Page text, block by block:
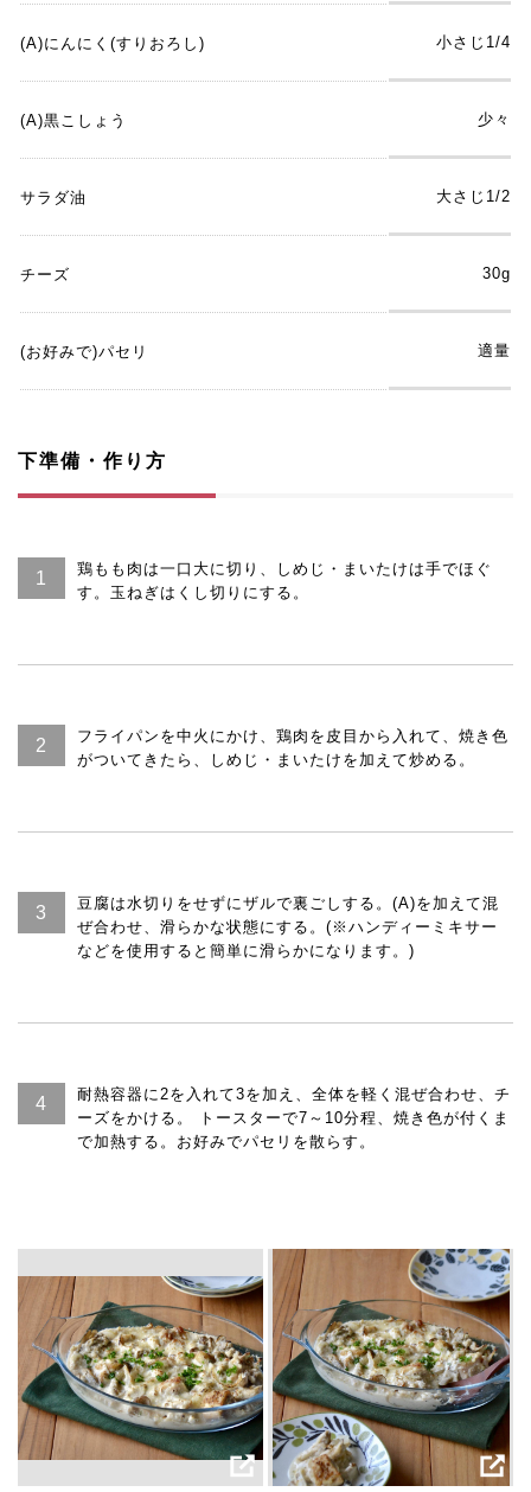
(A)にんにく(すりおろし) 小さじ1/4
(A)黒こしょう 少々
サラダ油 大さじ1/2
チーズ 30g
(お好みで)パセリ 適量
下準備・作り方
鶏もも肉は一口大に切り、しめじ・まいたけは手でほぐ
す。玉ねぎはくし切りにする。
フライパンを中火にかけ、鶏肉を皮目から入れて、焼き色
がついてきたら、しめじ・まいたけを加えて炒める。
豆腐は水切りをせずにザルで裏ごしする。(A)を加えて混
ぜ合わせ、滑らかな状態にする。(※ハンディーミキサー
などを使用すると簡単に滑らかになります。)
耐熱容器に2を入れて3を加え、全体を軽く混ぜ合わせ、チ
ーズをかける。 トースターで7～10分程、焼き色が付くま
で加熱する。お好みでパセリを散らす。